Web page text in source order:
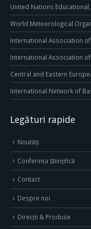
United Nations
World Meteorological
International Association
International Association
Central and Eastern
International Network of
Legături rapide
Noutăți
Conferința Științifică
Contact
Despre noi
Direcţii & Produse